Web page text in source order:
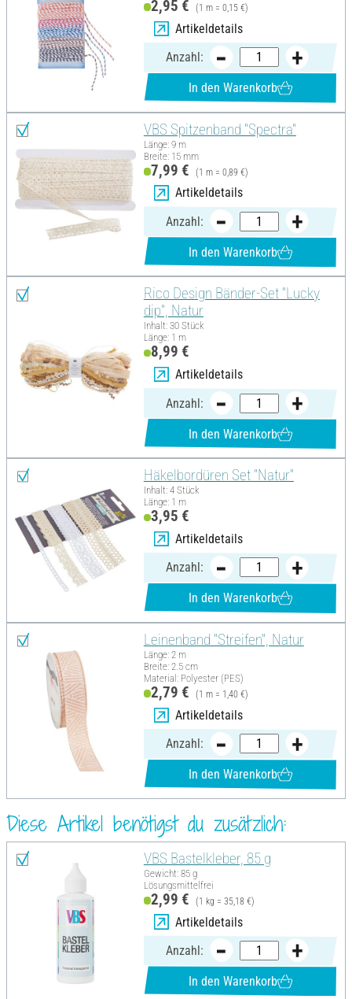
2,95 € (1 m = 0,15 €)
Artikeldetails
Anzahl:
In den Warenkorb
VBS Spitzenband "Spectra"
Länge: 9 m
Breite: 15 mm
7,99 € (1 m = 0,89 €)
Artikeldetails
Anzahl:
In den Warenkorb
Rico Design Bänder-Set "Lucky
dip", Natur
Inhalt: 30 Stück
Länge: 1 m
8,99 €
Artikeldetails
Anzahl:
In den Warenkorb
Häkelbordüren Set "Natur"
Inhalt: 4 Stück
Länge: 1 m
3,95 €
Artikeldetails
Anzahl:
In den Warenkorb
Leinenband "Streifen", Natur
Länge: 2 m
Breite: 2.5 cm
Material: Polyester (PES)
2,79 € (1 m = 1,40 €)
Artikeldetails
Anzahl:
In den Warenkorb
Diese Artikel benötigst du zusätzlich:
VBS Bastelkleber, 85 g
Gewicht: 85 g
Lösungsmittelfrei
2,99 € (1 kg = 35,18 €)
Artikeldetails
Anzahl:
In den Warenkorb